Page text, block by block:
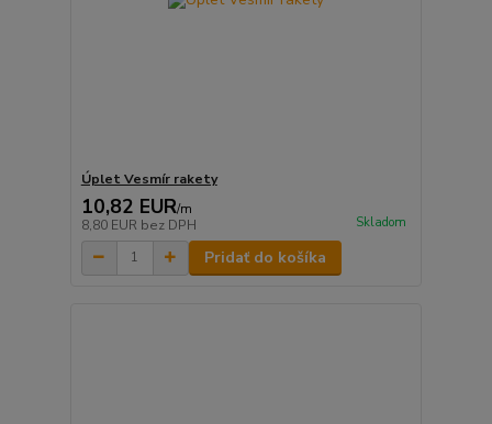
Úplet Vesmír rakety
10,82 EUR/m
8,80 EUR bez DPH Skladom
Pridať do košíka